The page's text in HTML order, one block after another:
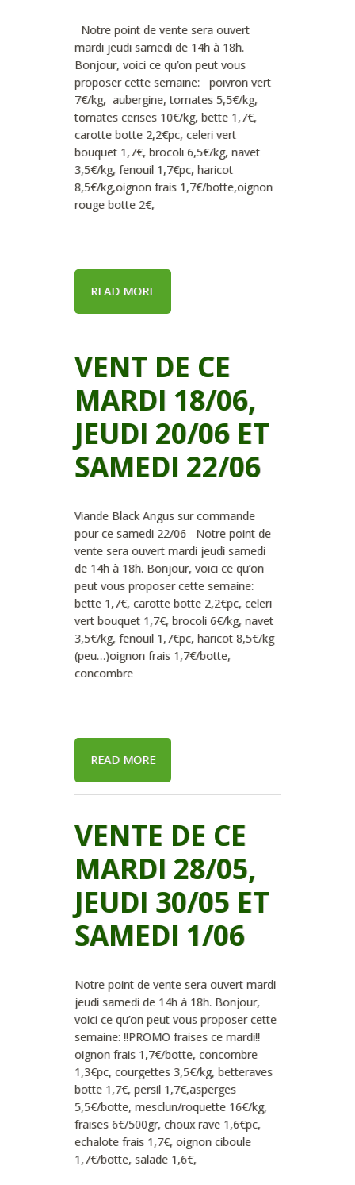
Notre point de vente sera ouvert
mardi jeudi samedi de 14h à 18h.
Bonjour, voici ce qu’on peut vous
proposer cette semaine: poivron vert
7€/kg, aubergine, tomates 5,5€/kg,
tomates cerises 10€/kg, bette 1,7€,
carotte botte 2,2€pc, celeri vert
bouquet 1,7€, brocoli 6,5€/kg, navet
3,5€/kg, fenouil 1,7€pc, haricot
8,5€/kg,oignon frais 1,7€/botte,oignon
rouge botte 2€,
READ MORE
VENT DE CE
MARDI 18/06,
JEUDI 20/06 ET
SAMEDI 22/06
Viande Black Angus sur commande
pour ce samedi 22/06 Notre point de
vente sera ouvert mardi jeudi samedi
de 14h à 18h. Bonjour, voici ce qu’on
peut vous proposer cette semaine:
bette 1,7€, carotte botte 2,2€pc, celeri
vert bouquet 1,7€, brocoli 6€/kg, navet
3,5€/kg, fenouil 1,7€pc, haricot 8,5€/kg
(peu…)oignon frais 1,7€/botte,
concombre
READ MORE
VENTE DE CE
MARDI 28/05,
JEUDI 30/05 ET
SAMEDI 1/06
Notre point de vente sera ouvert mardi
jeudi samedi de 14h à 18h. Bonjour,
voici ce qu’on peut vous proposer cette
semaine: !!PROMO fraises ce mardi!!
oignon frais 1,7€/botte, concombre
1,3€pc, courgettes 3,5€/kg, betteraves
botte 1,7€, persil 1,7€,asperges
5,5€/botte, mesclun/roquette 16€/kg,
fraises 6€/500gr, choux rave 1,6€pc,
echalote frais 1,7€, oignon ciboule
1,7€/botte, salade 1,6€,